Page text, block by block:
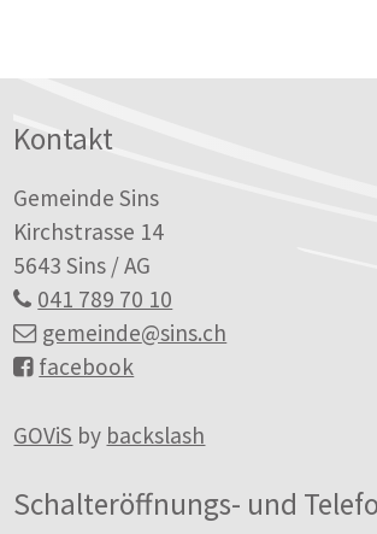
Kontakt
Gemeinde Sins
Kirchstrasse 14
5643 Sins / AG
041 789 70 10
gemeinde@sins.ch
facebook
GOViS by backslash
Schalteröffnungs- und